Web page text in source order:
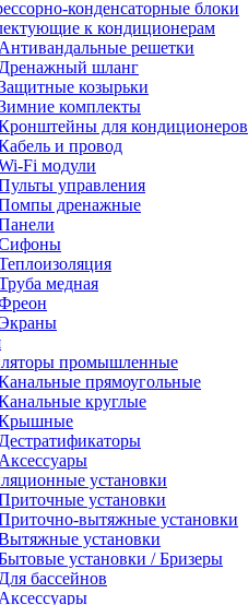
конденсаторные блоки
к кондиционерам
Антивандальные решетки
Дренажный шланг
козырьки
комплекты
для кондиционеров
и провод
Fi модули
управления
дренажные
медная
промышленные
прямоугольные
круглые
Дестратификаторы
Аксессуары
установки
установки
вытяжные установки
установки
установки / Бризеры
Для бассейнов
Аксессуары